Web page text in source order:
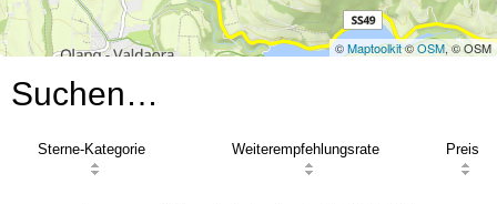
©Maptoolkit©OSM, © OSM
Suchen…
Sterne-Kategorie Weiterempfehlungsrate Preis